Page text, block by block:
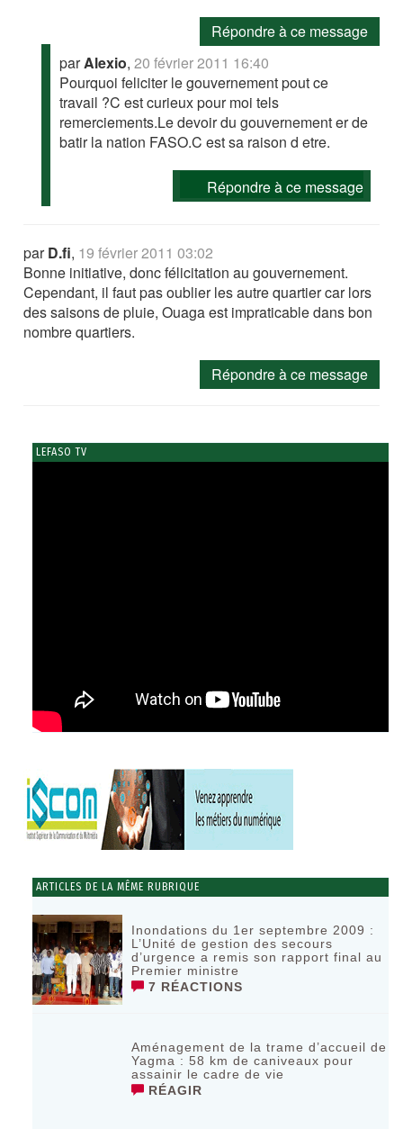
Répondre à ce message
parAlexio,20 février 2011 16:40
Pourquoi feliciter le gouvernement pout ce
travail ?C est curieux pour moi tels
remerciements.Le devoir du gouvernement er de
batir la nation FASO.C est sa raison d etre.
Répondre à ce message
parD.fi, 19 février 2011 03:02
Bonne initiative, donc félicitation au gouvernement.
Cependant, il faut pas oublier les autre quartier car lors
des saisons de pluie, Ouaga est impraticable dans bon
nombre quartiers.
Répondre à ce message
LEFASO TV
ARTICLES DE LA MÊME RUBRIQUE
Inondations du 1er septembre 2009 :
L’Unité de gestion des secours
d’urgence a remis son rapport final au
Premier ministre
7 RÉACTIONS
Aménagement de la trame d’accueil de
Yagma : 58 km de caniveaux pour
assainir le cadre de vie
RÉAGIR